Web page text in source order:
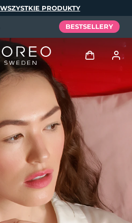
PRODUKTY
BESTSELLERY
Zaloguj
Profil użytkownika
Moje urządzenia
Moje zamówienia
Moje adresy
Moje subskrypcje
Tech Elixir
Set
Español
Português
Русский
文 繁體中文